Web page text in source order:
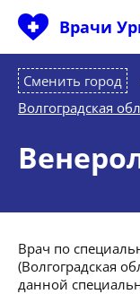
Врачи
Сменить город
Волгоградская
Врач по
(Волгоградская
данной